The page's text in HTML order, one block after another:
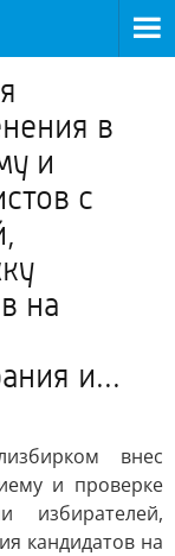
в
и
с
на
и...
внес
и проверке
избирателей,
кандидатов на